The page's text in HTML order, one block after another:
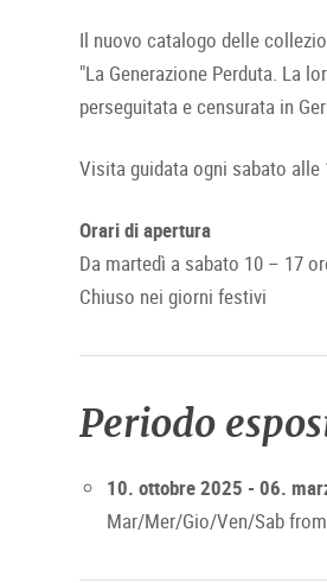
Il nuovo catalogo delle
"La Generazione Perduta. La
perseguitata e censurata in
Visita guidata ogni sabato
Orari di apertura
Da martedì a sabato 10 – 17
Chiuso nei giorni festivi
Periodo
10. ottobre 2025 - 06.
Mar/Mer/Gio/Ven/Sab